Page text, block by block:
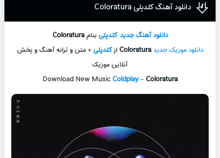
دانلود آهنگ کلدپلی Coloratura
دانلود آهنگ جدیدکلدپلیبنامColoratura
دانلود موزیک جدیدColoraturaازکلدپلی+ متن و ترانه آهنگ و پخش
آنلاین موزیک
Download New MusicColdplay–Coloratura